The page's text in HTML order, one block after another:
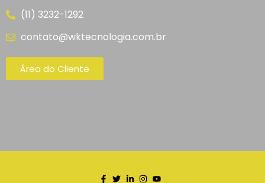
(11) 3232-1292
contato@wktecnologia.com.br
Área do Cliente